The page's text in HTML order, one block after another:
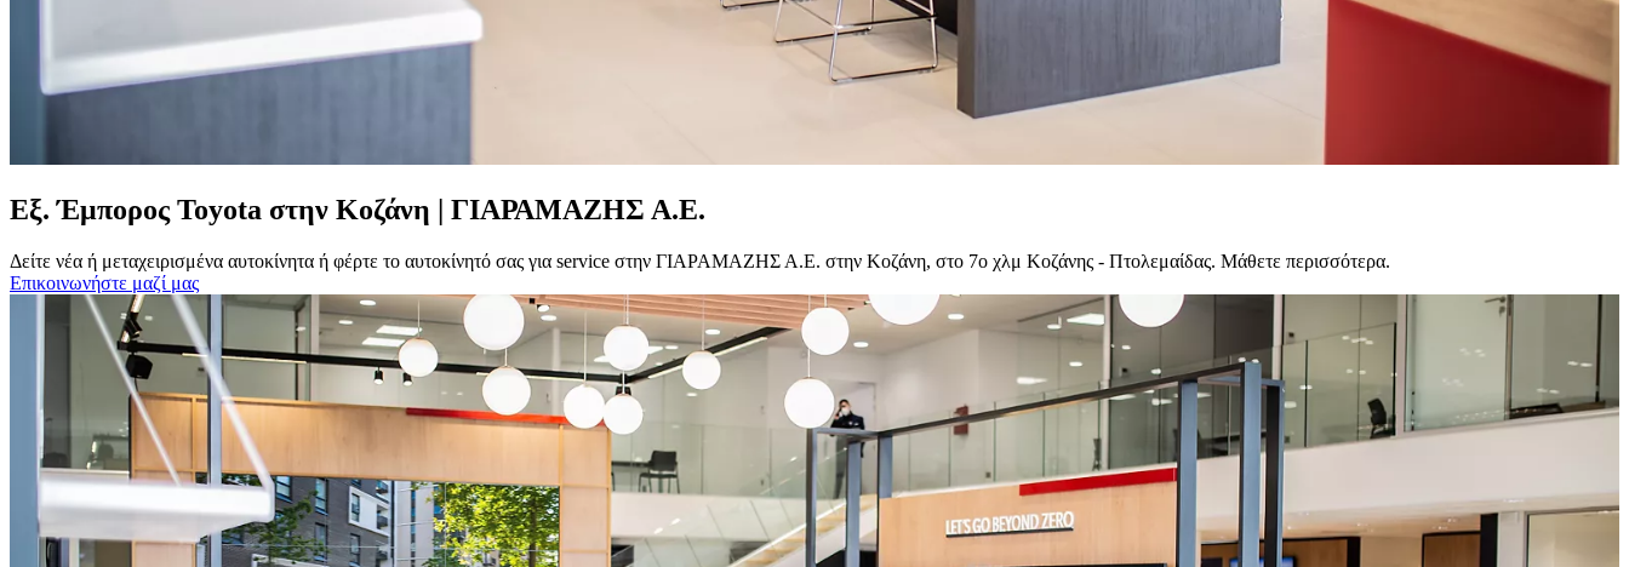
Εξ. Έμπορος Toyota στην Κοζάνη | ΓΙΑΡΑΜΑΖΗΣ Α.Ε.
Δείτε νέα ή μεταχειρισμένα αυτοκίνητα ή φέρτε το αυτοκίνητό σας για service στην ΓΙΑΡΑΜΑΖΗΣ Α.Ε. στην Κοζάνη, στο 7ο χλμ Κοζάνης - Πτολεμαίδας. Μάθετε περισσότερα.
Επικοινωνήστε μαζί μας